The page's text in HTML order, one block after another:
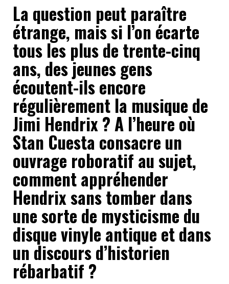
La question peut paraître
étrange, mais si l’on écarte
tous les plus de trente-cinq
ans, des jeunes gens
écoutent-ils encore
régulièrement la musique de
Jimi Hendrix ? A l’heure où
Stan Cuesta consacre un
ouvrage roboratif au sujet,
comment appréhender
Hendrix sans tomber dans
une sorte de mysticisme du
disque vinyle antique et dans
un discours d’historien
rébarbatif ?